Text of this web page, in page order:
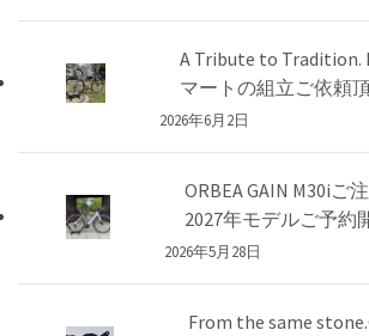
A Tribute to Tradition.
マートの組立ご依頼
2026年6月2日
ORBEA GAIN M30iご
2027年モデルご予約
2026年5月28日
From the same